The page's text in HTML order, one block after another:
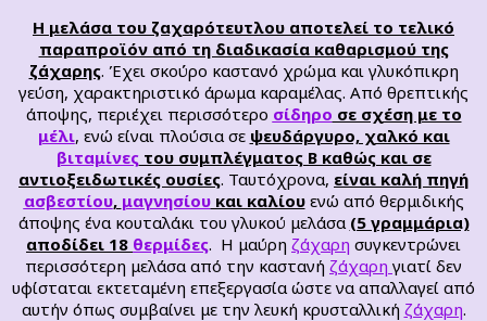
Η μελάσα του ζαχαρότευτλου αποτελεί το τελικό
παραπροϊόν από τη διαδικασία καθαρισμού της
ζάχαρης. Έχει σκούρο καστανό χρώμα και γλυκόπικρη
γεύση, χαρακτηριστικό άρωμα καραμέλας. Από θρεπτικής
άποψης, περιέχει περισσότερο σίδηρο σε σχέση με το
μέλι, ενώ είναι πλούσια σε ψευδάργυρο, χαλκό και
βιταμίνεςτου συμπλέγματος Β καθώς και σε
αντιοξειδωτικές ουσίες. Ταυτόχρονα, είναι καλή πηγή
ασβεστίου, μαγνησίουκαι καλίουενώ από θερμιδικής
άποψης ένα κουταλάκι του γλυκού μελάσα (5 γραμμάρια)
αποδίδει 18 θερμίδες. Η μαύρη ζάχαρη συγκεντρώνει
περισσότερη μελάσα από την καστανή ζάχαρη γιατί δεν
υφίσταται εκτεταμένη επεξεργασία ώστε να απαλλαγεί από
αυτήν όπως συμβαίνει με την λευκή κρυσταλλική ζάχαρη.